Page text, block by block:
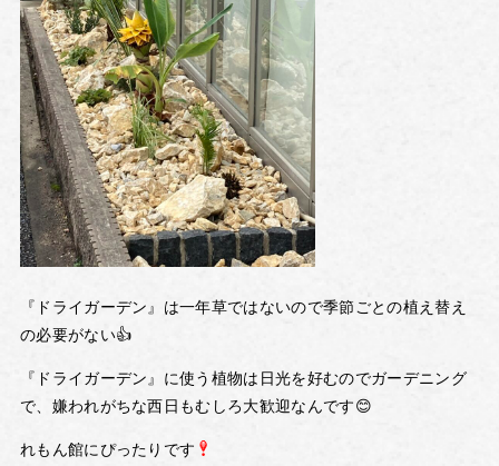
『ドライガーデン』は一年草ではないので季節ごとの植え替え
の必要がない👍
『ドライガーデン』に使う植物は日光を好むのでガーデニング
で、嫌われがちな西日もむしろ大歓迎なんです😊
れもん館にぴったりです